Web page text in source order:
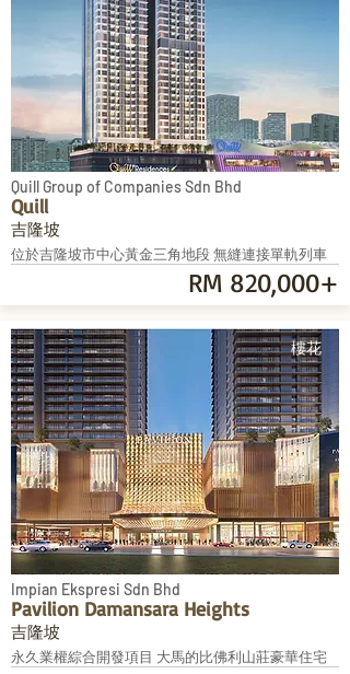
Quill
Quill Group of Companies Sdn Bhd
吉隆坡
RM 820,000+
位於吉隆坡市中心黃金三角地段 無縫連接單軌列車
樓花
Pavilion Damansara Heights
Impian Ekspresi Sdn Bhd
吉隆坡
永久業權綜合開發項目 大馬的比佛利山莊豪華住宅